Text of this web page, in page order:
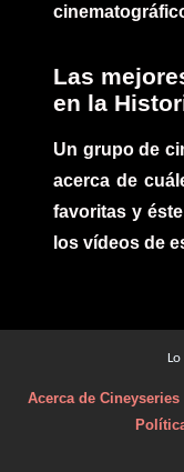
Las
en la
Un grupo de
acerca de
favoritas y
los vídeos de
Acerca de Cineyseries